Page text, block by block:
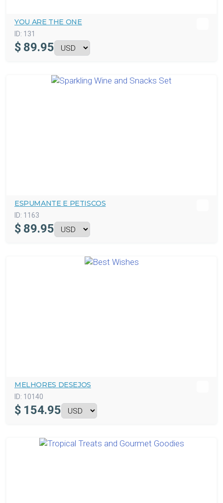
YOU ARE THE ONE
ID: 131
$ 89.95
ESPUMANTE E PETISCOS
ID: 1163
$ 89.95
MELHORES DESEJOS
ID: 10140
$ 154.95